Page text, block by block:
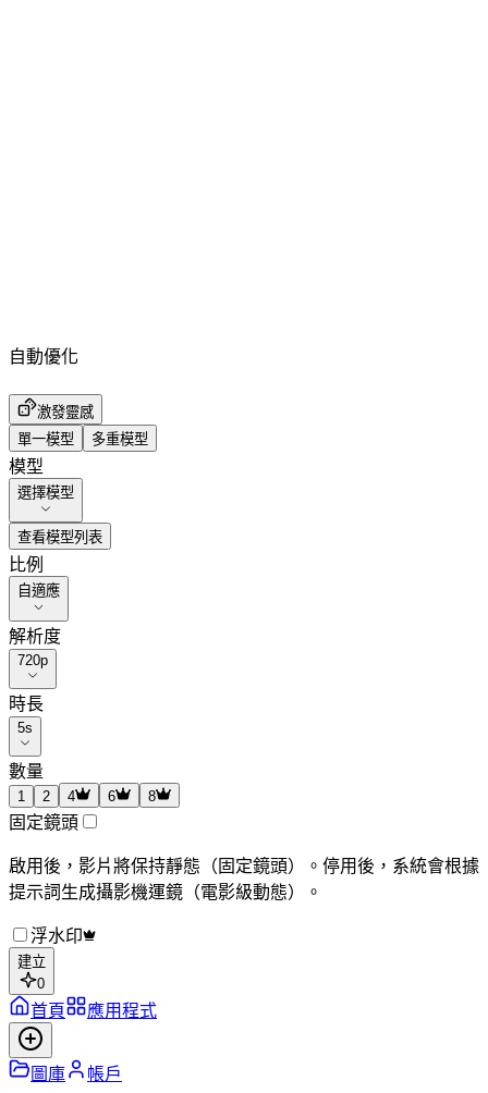
自動優化
激發靈感
單一模型
多重模型
模型
選擇模型
查看模型列表
比例
自適應
解析度
720p
時長
5s
數量
1 2 4 6 8
固定鏡頭
啟用後，影片將保持靜態（固定鏡頭）。停用後，系統會根據
提示詞生成攝影機運鏡（電影級動態）。
浮水印
建立
0
首頁 應用程式
圖庫 帳戶